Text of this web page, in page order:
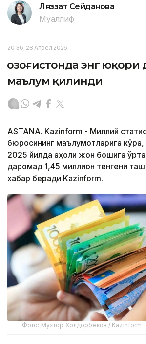
Ляззат Сейданова
Муаллиф
20:36, 28 Апрел 2026
Қозоғистонда энг
маълум қилинди
ASTANA. Kazinform - Миллий
бюросининг маълумотларига
2025 йилда аҳоли жон бошига
даромад 1,45 миллион тенгени
хабар беради Kazinform.
Фото: Мухтор Холдорбеков / Kazinform